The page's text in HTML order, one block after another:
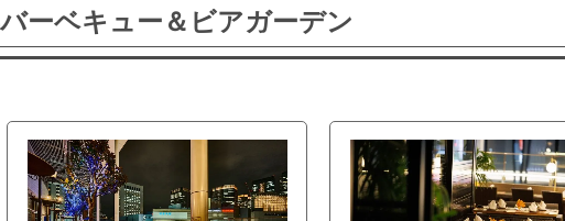
ーベキュー＆ビアガーデン